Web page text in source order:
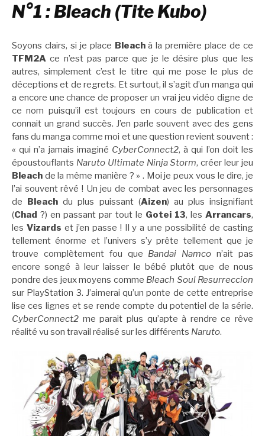
N°1 : Bleach (Tite Kubo)
Soyons clairs, si je place Bleachà la première place de ce
TFM2A ce n’est pas parce que je le désire plus que les
autres, simplement c’est le titre qui me pose le plus de
déceptions et de regrets. Et surtout, il s’agit d’un manga qui
a encore une chance de proposer un vrai jeu vidéo digne de
ce nom puisqu’il est toujours en cours de publication et
connait un grand succès. J’en parle souvent avec des gens
fans du manga comme moi et une question revient souvent :
« qui n’a jamais imaginé CyberConnect2, à qui l’on doit les
époustouflants Naruto Ultimate Ninja Storm, créer leur jeu
Bleach de la même manière ? » . Moi je peux vous le dire, je
l’ai souvent rêvé ! Un jeu de combat avec les personnages
de Bleach du plus puissant (Aizen) au plus insignifiant
(Chad?) en passant par tout le Gotei 13, lesArrancars,
les Vizards et j’en passe ! Il y a une possibilité de casting
tellement énorme et l’univers s’y prête tellement que je
trouve complètement fou que Bandai Namco n’ait pas
encore songé à leur laisser le bébé plutôt que de nous
pondre des jeux moyens comme Bleach Soul Resurreccion
sur PlayStation 3. J’aimerai qu’un ponte de cette entreprise
lise ces lignes et se rende compte du potentiel de la série.
CyberConnect2 me parait plus qu’apte à rendre ce rêve
réalité vu son travail réalisé sur les différents Naruto.